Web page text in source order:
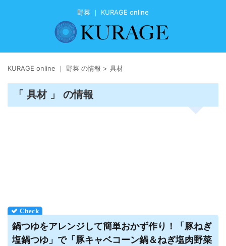
野菜 ｜ KURAGE online
KURAGE online ｜ 野菜 の情報 > 具材
「 具材 」 の情報
鍋つゆをアレンジして簡単おかず作り！「豚ねぎ
塩鍋つゆ」で「豚キャベコーン鍋＆ねぎ塩肉野菜